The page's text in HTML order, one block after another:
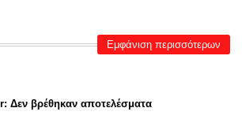
Εμφάνιση περισσότερων
Δεν βρέθηκαν αποτελέσματα